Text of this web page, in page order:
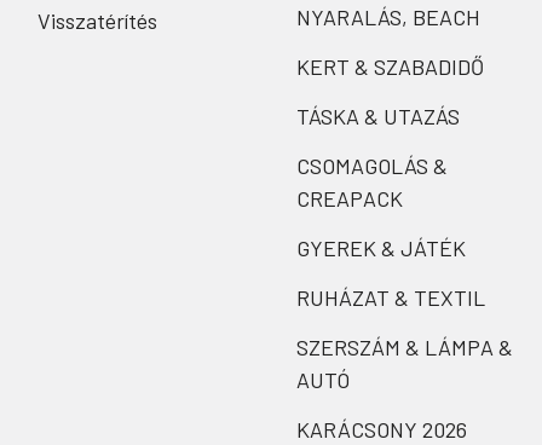
Visszatérítés
NYARALÁS, BEACH
KERT & SZABADIDŐ
TÁSKA & UTAZÁS
CSOMAGOLÁS &
CREAPACK
GYEREK & JÁTÉK
RUHÁZAT & TEXTIL
SZERSZÁM & LÁMPA &
AUTÓ
KARÁCSONY 2026